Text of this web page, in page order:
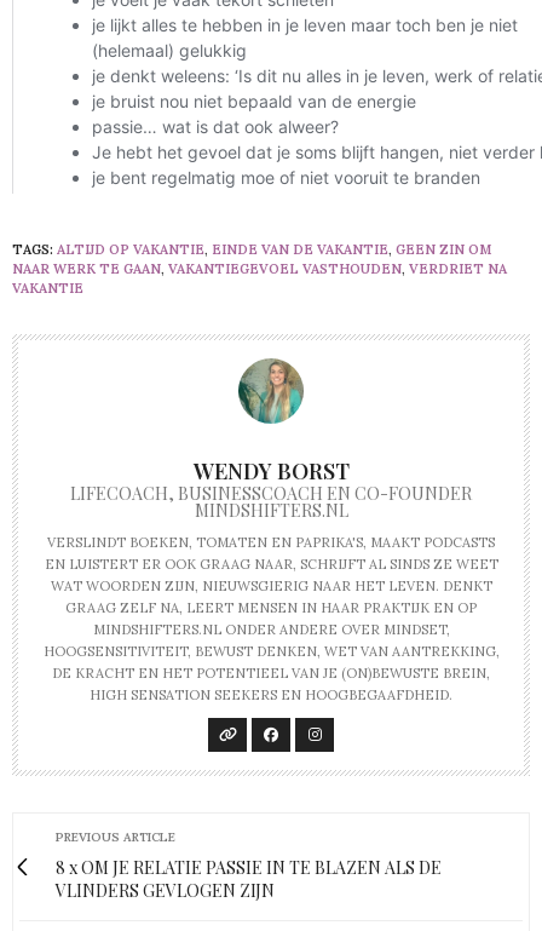
TAGS: ALTIJD OP VAKANTIE, EINDE VAN DE VAKANTIE, GEEN ZIN OM
NAAR WERK TE GAAN, VAKANTIEGEVOEL VASTHOUDEN, VERDRIET NA
VAKANTIE
WENDY BORST
LIFECOACH, BUSINESSCOACH EN CO-FOUNDER
MINDSHIFTERS.NL
VERSLINDT BOEKEN, TOMATEN EN PAPRIKA'S, MAAKT PODCASTS
EN LUISTERT ER OOK GRAAG NAAR, SCHRIJFT AL SINDS ZE WEET
WAT WOORDEN ZIJN, NIEUWSGIERIG NAAR HET LEVEN. DENKT
GRAAG ZELF NA, LEERT MENSEN IN HAAR PRAKTIJK EN OP
MINDSHIFTERS.NL ONDER ANDERE OVER MINDSET,
HOOGSENSITIVITEIT, BEWUST DENKEN, WET VAN AANTREKKING,
DE KRACHT EN HET POTENTIEEL VAN JE (ON)BEWUSTE BREIN,
HIGH SENSATION SEEKERS EN HOOGBEGAAFDHEID.
PREVIOUS ARTICLE
8 x OM JE RELATIE PASSIE IN TE BLAZEN ALS DE
VLINDERS GEVLOGEN ZIJN